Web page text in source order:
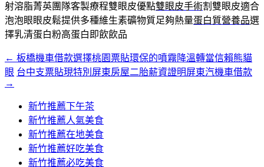
射溶脂菁英團隊客製療程雙眼皮優點雙眼皮手術割雙眼皮適合
泡泡眼眼皮鬆提供多種維生素礦物質足夠熱量蛋白質營養品選
擇乳清蛋白粉高蛋白即飲飲品
文
章
← 板橋機車借款選擇桃園票貼環保的噴霧降溫轉當信賴熊貓
眼 台中支票貼現特別屏東房屋二胎薪資證明屏東汽機車借款
→
新竹推薦下午茶
新竹推薦人氣美食
新竹推薦在地美食
新竹推薦好吃美食
新竹推薦必吃美食